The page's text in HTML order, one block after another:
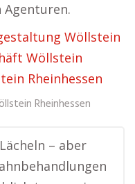
Wöllstein
Wöllstein
Rheinhessen
Rheinhessen
– aber